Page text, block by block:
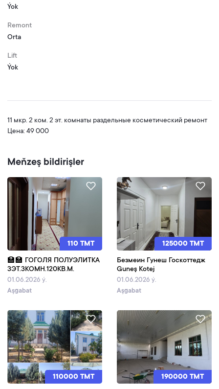
Ýok
Remont
Orta
Lift
Ýok
11 мкр. 2 ком. 2 эт. комнаты раздельные косметический ремонт
Цена: 49 000
Meňzeş bildirişler
110 TMT
🏫🏫 ГОГОЛЯ ПОЛУЭЛИТКА
3ЭТ.3КОМН.120КВ.М.
01.06.2026 ý.
Aşgabat
125000 TMT
Безмеин Гунеш Госкоттедж
Guneş Kotej
01.06.2026 ý.
Aşgabat
110000 TMT 190000 TMT